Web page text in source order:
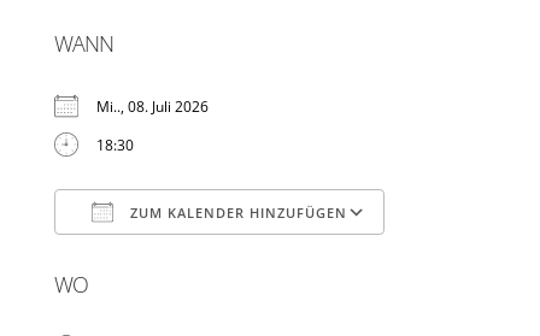
WANN
Mi.., 08. Juli 2026
18:30
ZUM KALENDER HINZUFÜGEN
WO